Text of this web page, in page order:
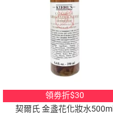
領劵折$30
契爾氏 金盞花化妝水500ml